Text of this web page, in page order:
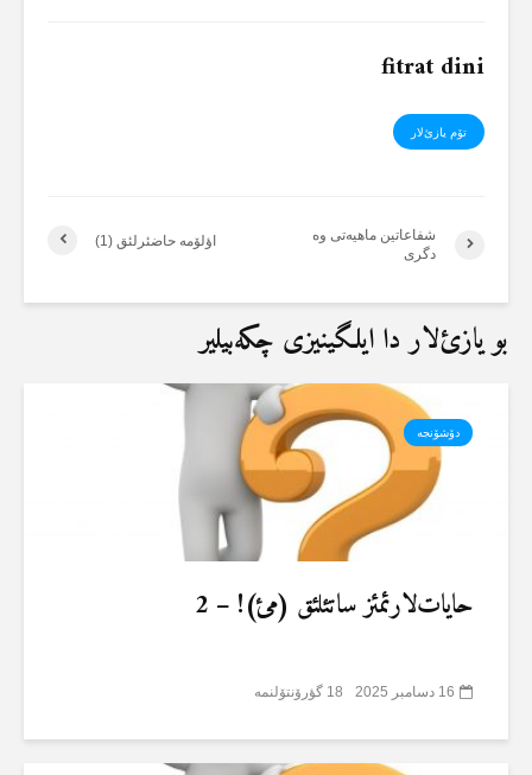
fitrat dini
تۆم یازئ‌لار
اؤلۆمە حاضئرلئق (1)
شفاعاتین ماهیەتی وە
دگری
بو یازئ‌لار دا ایلگینیزی چکەبیلیر
دۆشۆنجە
حایات‌لارئمئز ساتئلئق (مئ)! – 2
16 دسامبر 2025 18 گؤرۆنتۆلنمە